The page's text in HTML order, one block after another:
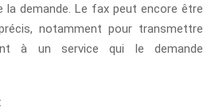
la demande. Le fax peut encore être
notamment pour transmettre
à un service qui le demande